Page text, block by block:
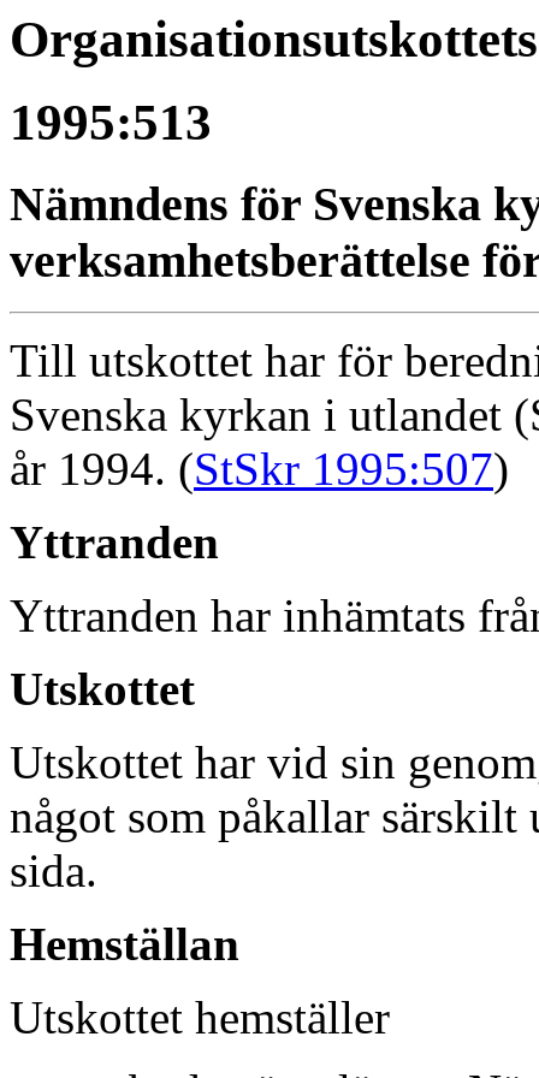
1995:513
Nämndens för Svenska
verksamhetsberättelse
Till utskottet har för
Svenska kyrkan i utlandet
år 1994. (StSkr 1995:507)
Yttranden
Yttranden har inhämtats
Utskottet
Utskottet har vid sin
något som påkallar särskilt
sida.
Hemställan
Utskottet hemställer